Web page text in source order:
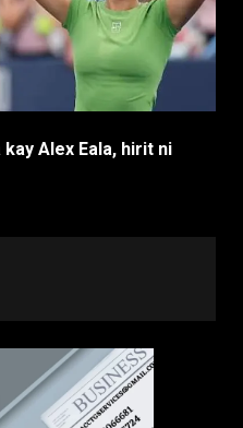
Alex Eala, hirit ni